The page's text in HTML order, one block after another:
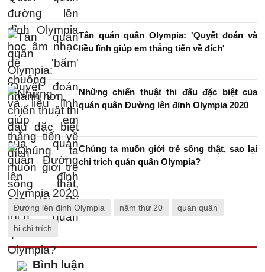
Tân quán quân Olympia: 'Quyết đoán và
liều lĩnh giúp em thẳng tiến về đích'
Những chiến thuật thi đấu đặc biệt của
quán quân Đường lên đỉnh Olympia 2020
Chúng ta muốn giới trẻ sống thật, sao lại
chỉ trích quán quân Olympia?
Đường lên đỉnh Olympia năm thứ 20 quán quân
bị chỉ trích
Bình luận